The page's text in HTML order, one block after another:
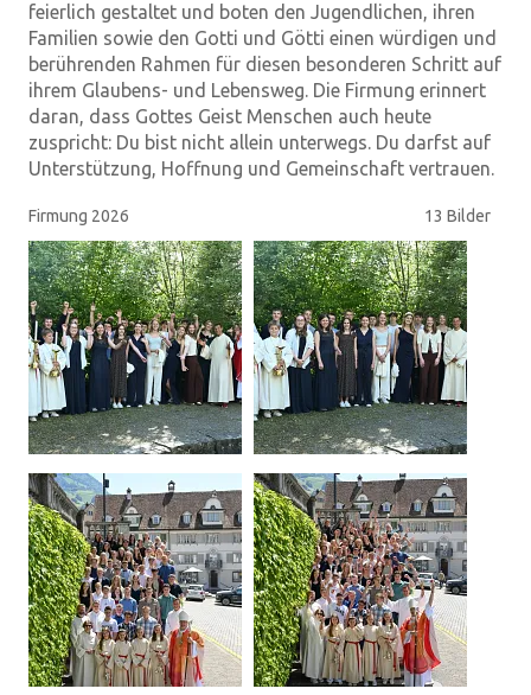
feierlich gestaltet und boten den Jugendlichen, ihren
Familien sowie den Gotti und Götti einen würdigen und
berührenden Rahmen für diesen besonderen Schritt auf
ihrem Glaubens- und Lebensweg. Die Firmung erinnert
daran, dass Gottes Geist Menschen auch heute
zuspricht: Du bist nicht allein unterwegs. Du darfst auf
Unterstützung, Hoffnung und Gemeinschaft vertrauen.
Firmung 2026 13 Bilder